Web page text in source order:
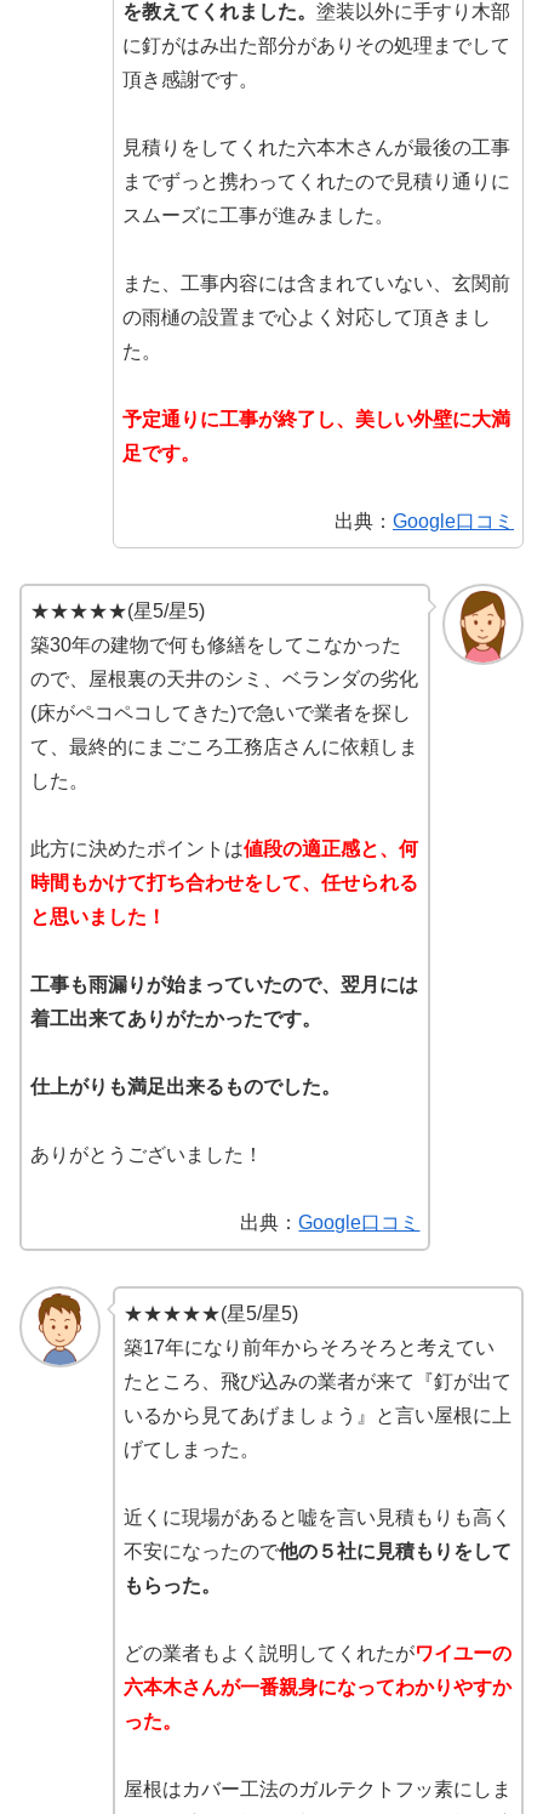
を教えてくれました。 塗装以外に手すり木部
に釘がはみ出た部分がありその処理までして
頂き感謝です。
見積りをしてくれた六本木さんが最後の工事
までずっと携わってくれたので見積り通りに
スムーズに工事が進みました。
また、工事内容には含まれていない、玄関前
の雨樋の設置まで心よく対応して頂きまし
た。
予定通りに工事が終了し、美しい外壁に大満
足です。
出典： Google口コミ
★★★★★(星5/星5)
築30年の建物で何も修繕をしてこなかった
ので、屋根裏の天井のシミ、ベランダの劣化
(床がペコペコしてきた)で急いで業者を探し
て、最終的にまごころ工務店さんに依頼しま
した。
此方に決めたポイントは値段の適正感と、何
時間もかけて打ち合わせをして、任せられる
と思いました！
工事も雨漏りが始まっていたので、翌月には
着工出来てありがたかったです。
仕上がりも満足出来るものでした。
ありがとうございました！
出典：Google口コミ
★★★★★(星5/星5)
築17年になり前年からそろそろと考えてい
たところ、飛び込みの業者が来て『釘が出て
いるから見てあげましょう』と言い屋根に上
げてしまった。
近くに現場があると嘘を言い見積もりも高く
不安になったので他の５社に見積もりをして
もらった。
どの業者もよく説明してくれたがワイユーの
六本木さんが一番親身になってわかりやすか
った。
屋根はカバー工法のガルテクトフッ素にしま